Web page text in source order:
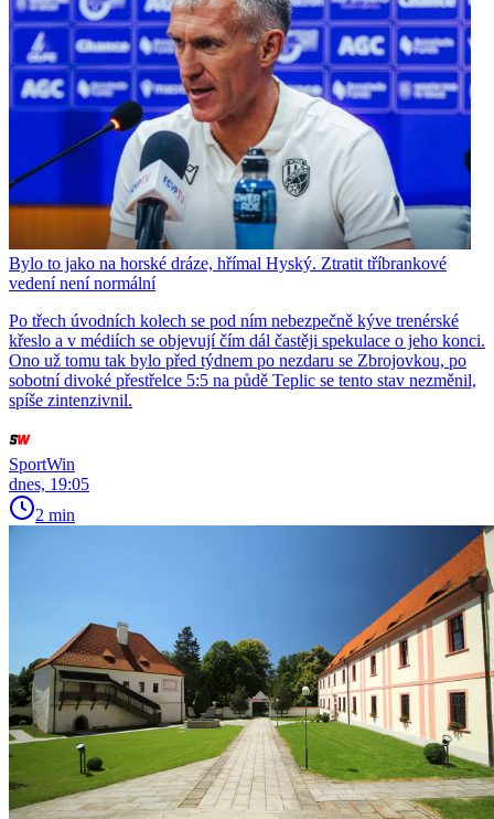
Bylo to jako na horské dráze, hřímal Hyský. Ztratit tříbrankové
vedení není normální
Po třech úvodních kolech se pod ním nebezpečně kýve trenérské
křeslo a v médiích se objevují čím dál častěji spekulace o jeho konci.
Ono už tomu tak bylo před týdnem po nezdaru se Zbrojovkou, po
sobotní divoké přestřelce 5:5 na půdě Teplic se tento stav nezměnil,
spíše zintenzivnil.
SportWin
dnes, 19:05
2 min